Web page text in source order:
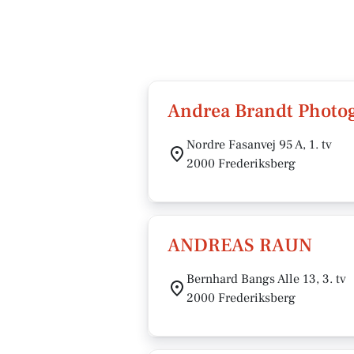
Andrea Brandt
Nordre Fasanvej 95 A, 1. tv
2000 Frederiksberg
ANDREAS RAUN
Bernhard Bangs Alle 13, 3. tv
2000 Frederiksberg